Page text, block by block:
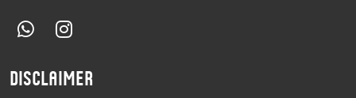
DISCLAIMER